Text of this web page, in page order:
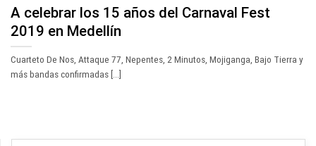
A celebrar los 15 años del Carnaval Fest
2019 en Medellín
Cuarteto De Nos, Attaque 77, Nepentes, 2 Minutos, Mojiganga, Bajo Tierra y
más bandas confirmadas [...]